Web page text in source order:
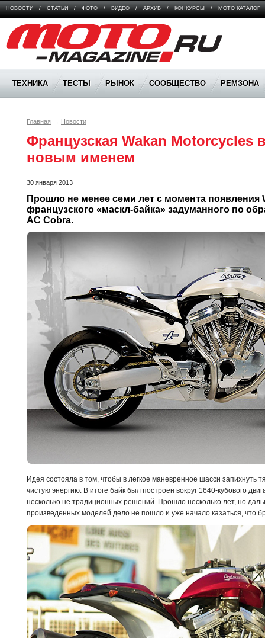
НОВОСТИ / СТАТЬИ / ФОТО / ВИДЕО / АРХИВ / КОНКУРСЫ / МОТО КАТАЛОГ
Moto Magazine
ТЕХНИКА ТЕСТЫ РЫНОК СООБЩЕСТВО РЕМЗОНА
Главная → Новости
Французская Wakan Motorcycles
новым именем
30 января 2013
Прошло не менее семи лет с момента появления
французского «маскл-байка» задуманного по
AC Cobra.
Идея состояла в том, чтобы в легкое маневренное шасси запихнуть
чистую энергию. В итоге байк был построен вокруг 1640-кубового
несколько не традиционных решений. Прошло несколько лет, но
произведенных моделей дело не пошло и уже начало казаться, что